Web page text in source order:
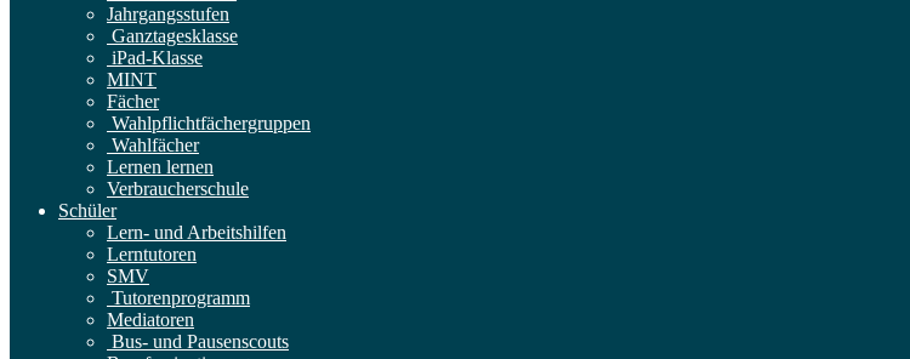
Jahrgangsstufen
Ganztagesklasse
iPad-Klasse
MINT
Fächer
Wahlpflichtfächergruppen
Wahlfächer
Lernen lernen
Verbraucherschule
Schüler
Lern- und Arbeitshilfen
Lerntutoren
SMV
Tutorenprogramm
Mediatoren
Bus- und Pausenscouts